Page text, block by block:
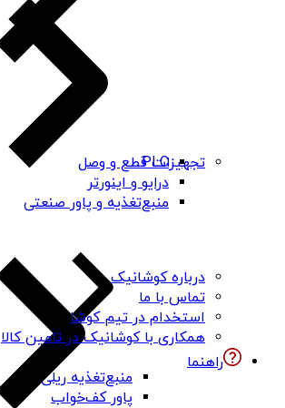
PLC
درایو و اینورتر
منبع‌تغذیه و پاور صنعتی
منبع‌تغذیه ریلی
پاور کف‌خواب
تجهیزات قطع و وصل
درباره کوشانیک
تماس با ما
استخدام در تیم کوشا
همکاری با کوشانیک در تامین کالا
راهنما